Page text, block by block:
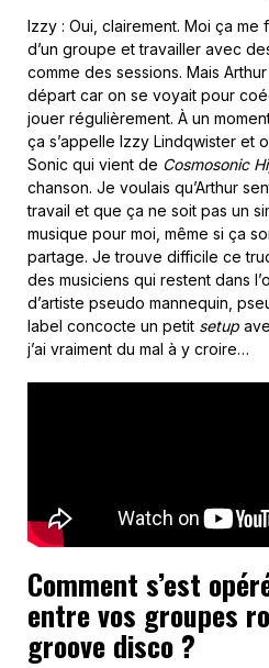
Izzy : Oui, clairement. Moi ça
d’un groupe et travailler avec
comme des sessions. Mais
départ car on se voyait pour
jouer régulièrement. À un
ça s’appelle Izzy Lindqwister et
Sonic qui vient de Cosmosonic
chanson. Je voulais qu’Arthur
travail et que ça ne soit pas un
musique pour moi, même si ça
partage. Je trouve difficile ce
des musiciens qui restent dans
d’artiste pseudo mannequin,
label concocte un petit setup
j’ai vraiment du mal à y croire…
Comment s’est
entre vos groupes
groove disco ?